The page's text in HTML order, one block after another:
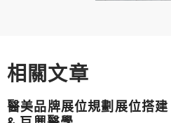
相關文章
醫美品牌展位規劃展位搭